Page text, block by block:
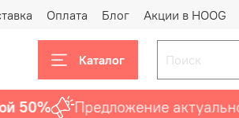
Оплата Блог Акции в HOOG
Каталог
50% Предложение актуально